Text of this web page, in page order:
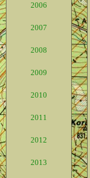
2006
2007
2008
2009
2010
2011
2012
2013